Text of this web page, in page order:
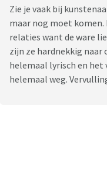
we onze kinderen te
ineens een optie is.
nieuwetijdsgril is en
Jongelui fokken elkaar
Jaren terug was dat
toen hb en nu is het
Zie je vaak bij
maar nog moet komen.
relaties want de ware
zijn ze hardnekkig naar
helemaal lyrisch en het
helemaal weg.